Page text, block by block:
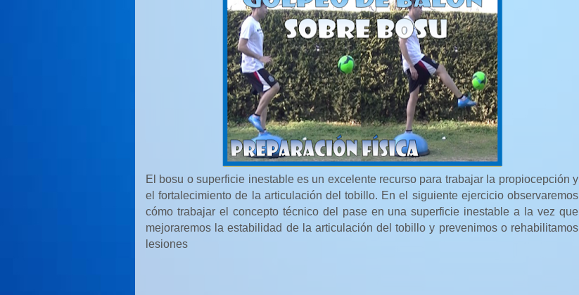
El bosu o superficie inestable es un excelente recurso para trabajar la propiocepción y
el fortalecimiento de la articulación del tobillo. En el siguiente ejercicio observaremos
cómo trabajar el concepto técnico del pase en una superficie inestable a la vez que
mejoraremos la estabilidad de la articulación del tobillo y prevenimos o rehabilitamos
lesiones